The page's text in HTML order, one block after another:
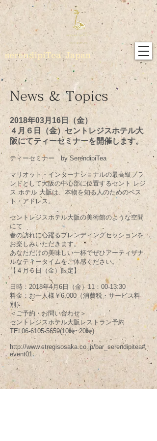
serendipiTea Japan
News & Topics
2018年03月16日（金）
４月６日（金）セントレジスホテル大
阪にてティーセミナーを開催します。
ティーセミナー by SerendipiTea
マリオット・インターナショナルの最高級ブラ
ンドとして大阪の中心部に位置するセント レジ
ス ホテル 大阪は、本物を知る人のためのベス
ト・アドレス。
セントレジスホテル大阪の美術館のような空間
にて
春の訪れに心躍るブレンディングセッションを
お楽しみいただきます。
あなただけの美味しい一杯でぜひアーティザナ
ルなティータイムをご体感ください。
【４月６日（金）限定】
日時：2018年4月6日（金）11：00-13:30
料金：お一人様￥6,000（消費税・サービス料
別）
＜ご予約・お問い合わせ＞
セントレジスホテル大阪レストラン予約
TEL06-6105-5659(10時~20時)
http://www.stregisosaka.co.jp/bar_serendipitea#
event01